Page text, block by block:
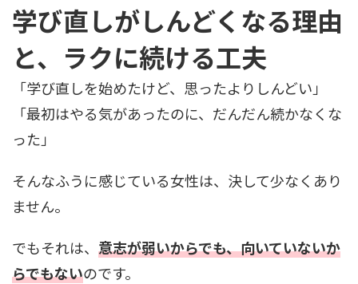
学び直しがしんどくなる理由
と、ラクに続ける工夫
「学び直しを始めたけど、思ったよりしんどい」
「最初はやる気があったのに、だんだん続かなくな
った」
そんなふうに感じている女性は、決して少なくあり
ません。
でもそれは、 意志が弱いからでも、向いていないか
らでもないのです。